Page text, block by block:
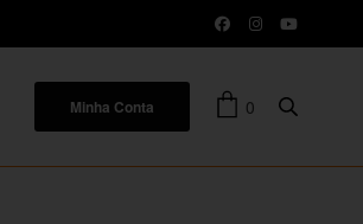
Minha Conta 0